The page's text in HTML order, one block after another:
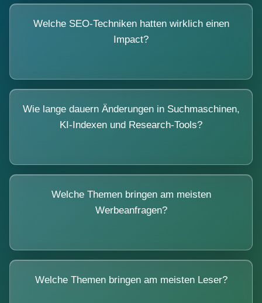
Welche SEO-Techniken hatten wirklich einen
Impact?
Wie lange dauern Änderungen in Suchmaschinen,
KI-Indexen und Research-Tools?
Welche Themen bringen am meisten
Werbeanfragen?
Welche Themen bringen am meisten Leser?